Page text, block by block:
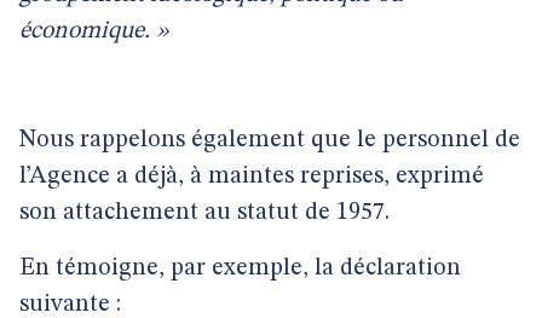
économique. »
Nous rappelons également que le personnel de
l’Agence a déjà, à maintes reprises, exprimé
son attachement au statut de 1957.
En témoigne, par exemple, la déclaration
suivante :